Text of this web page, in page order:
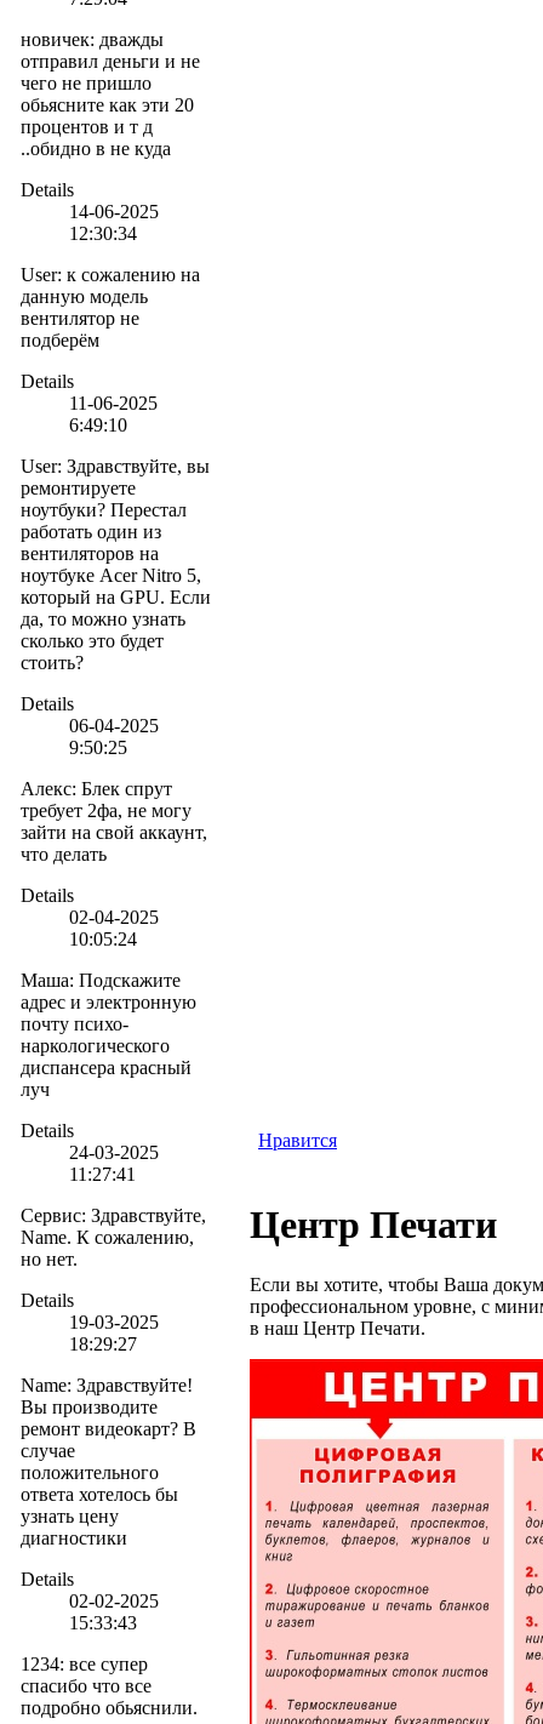
новичек: дважды
отправил деньги и не
чего не пришло
обьясните как эти 20
процентов и т д
..обидно в не куда
Details
14-06-2025
12:30:34
User: к сожалению на
данную модель
вентилятор не
подберём
Details
11-06-2025
6:49:10
User: Здравствуйте, вы
ремонтируете
ноутбуки? Перестал
работать один из
вентиляторов на
ноутбуке Acer Nitro 5,
который на GPU. Если
да, то можно узнать
сколько это будет
стоить?
Details
06-04-2025
9:50:25
Алекс: Блек спрут
требует 2фа, не могу
зайти на свой аккаунт,
что делать
Details
02-04-2025
10:05:24
Маша: Подскажите
адрес и электронную
почту психо-
наркологического
диспансера красный
луч
Details
24-03-2025
11:27:41
Сервис: Здравствуйте,
Name. К сожалению,
но нет.
Details
19-03-2025
18:29:27
Name: Здравствуйте!
Вы производите
ремонт видеокарт? В
случае
положительного
ответа хотелось бы
узнать цену
диагностики
Details
02-02-2025
15:33:43
1234: все супер
спасибо что все
подробно обьяснили.
Нравится
Центр Печати
Если вы хотите, чтобы Ваша
профессиональном уровне, с
в наш Центр Печати.